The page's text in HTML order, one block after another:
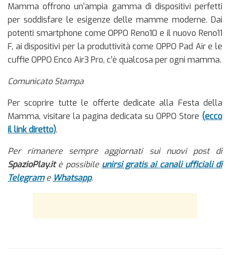
Mamma offrono un’ampia gamma di dispositivi perfetti
per soddisfare le esigenze delle mamme moderne. Dai
potenti smartphone come OPPO Reno10 e il nuovo Reno11
F, ai dispositivi per la produttività come OPPO Pad Air e le
cuffie OPPO Enco Air3 Pro, c’è qualcosa per ogni mamma.
Comunicato Stampa
Per scoprire tutte le offerte dedicate alla Festa della
Mamma, visitare la pagina dedicata su OPPO Store (ecco
il link diretto).
Per rimanere sempre aggiornati sui nuovi post di
SpazioPlay.itè possibile unirsi gratis ai canali ufficiali di
Telegrame Whatsapp.